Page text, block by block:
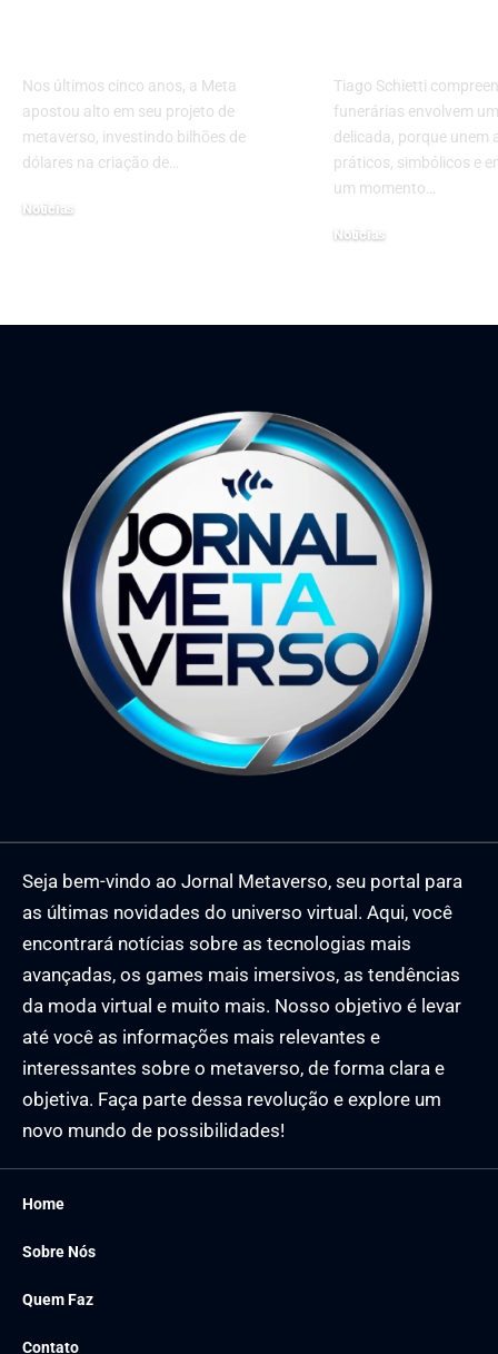
Nos últimos cinco anos, a Meta
apostou alto em seu projeto de
metaverso, investindo bilhões de
dólares na criação de…
Notícias
Tiago Schietti
funerárias envolvem
delicada, porque unem
práticos, simbólicos e
um momento…
Notícias
Seja bem-vindo ao Jornal Metaverso, seu portal para
as últimas novidades do universo virtual. Aqui, você
encontrará notícias sobre as tecnologias mais
avançadas, os games mais imersivos, as tendências
da moda virtual e muito mais. Nosso objetivo é levar
até você as informações mais relevantes e
interessantes sobre o metaverso, de forma clara e
objetiva. Faça parte dessa revolução e explore um
novo mundo de possibilidades!
Home
Sobre Nós
Quem Faz
Contato